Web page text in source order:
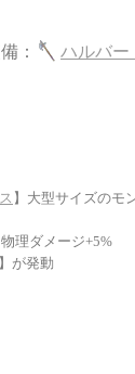
： ハルバー
】大型サイズのモ
理ダメージ+5%
が発動